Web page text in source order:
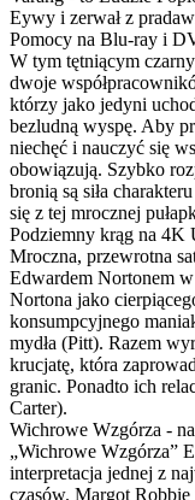
Eywy i zerwał z
Pomocy na Blu-ray i
W tym tętniącym
dwoje
którzy jako jedyni
bezludną wyspę. Aby
niechęć i nauczyć się
obowiązują. Szybko
bronią są siła
się z tej mrocznej
Podziemny krąg na 4K
Mroczna, przewrotna
Edwardem Nortonem
Nortona jako
konsumpcyjnego
mydła (Pitt). Razem
krucjatę, która
granic. Ponadto ich
Carter).
Wichrowe Wzgórza -
„Wichrowe Wzgórza”
interpretacja jednej z
czasów. Margot